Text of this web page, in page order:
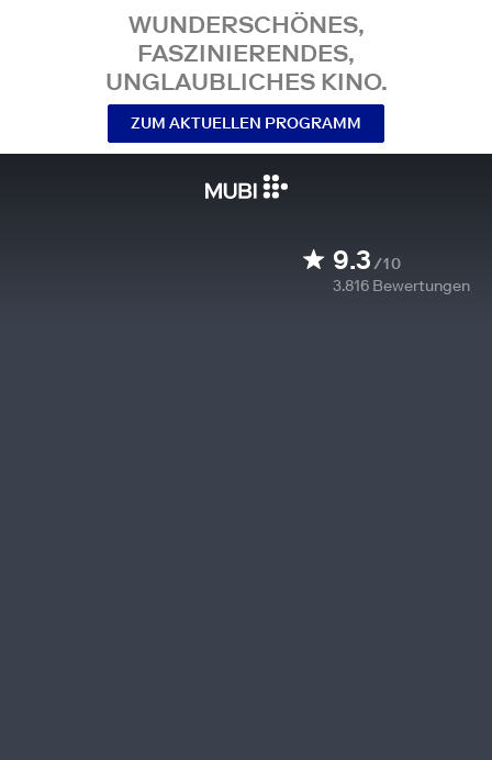
WUNDERSCHÖNES,
FASZINIERENDES,
UNGLAUBLICHES KINO.
ZUM AKTUELLEN PROGRAMM
9.3/10
3.816 Bewertungen